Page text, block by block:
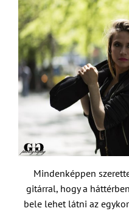
Mindenképpen
gitárral, hogy a
bele lehet látni az